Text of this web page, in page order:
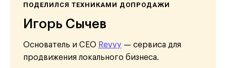
ПОДЕЛИЛСЯ ТЕХНИКАМИ ДОПРОДАЖИ
Игорь Сычев
Основатель и CEO Revvy — сервиса для
продвижения локального бизнеса.